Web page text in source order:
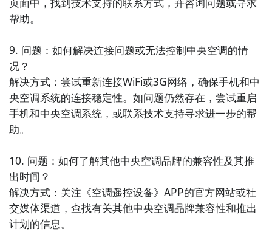
帮助。
9. 问题：如何解决连接问题或无法控制中央空调的情
况？
解决方式：尝试重新连接WiFi或3G网络，确保手机和中
央空调系统的连接稳定性。如问题仍然存在，尝试重启
手机和中央空调系统，或联系技术支持寻求进一步的帮
助。
10. 问题：如何了解其他中央空调品牌的兼容性及其推
出时间？
解决方式：关注《空调遥控设备》APP的官方网站或社
交媒体渠道，查找有关其他中央空调品牌兼容性和推出
计划的信息。